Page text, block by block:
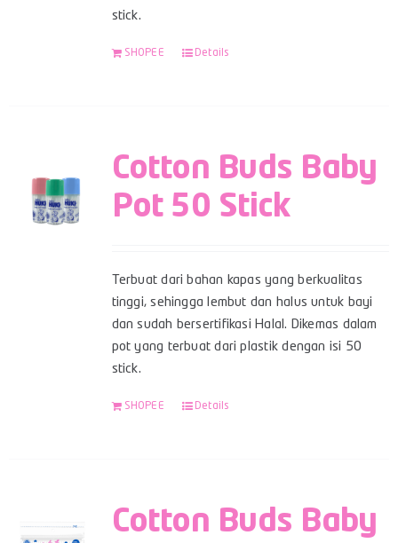
stick.
SHOPEE Details
Cotton Buds Baby
Pot 50 Stick
Terbuat dari bahan kapas yang berkualitas
tinggi, sehingga lembut dan halus untuk bayi
dan sudah bersertifikasi Halal. Dikemas dalam
pot yang terbuat dari plastik dengan isi 50
stick.
SHOPEE Details
Cotton Buds Baby